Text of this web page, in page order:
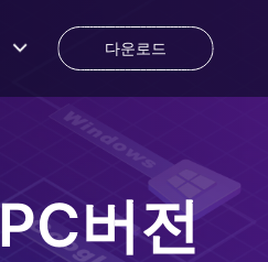
다운로드
PC버전